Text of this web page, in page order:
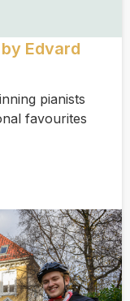
Edvard
pianists
favourites